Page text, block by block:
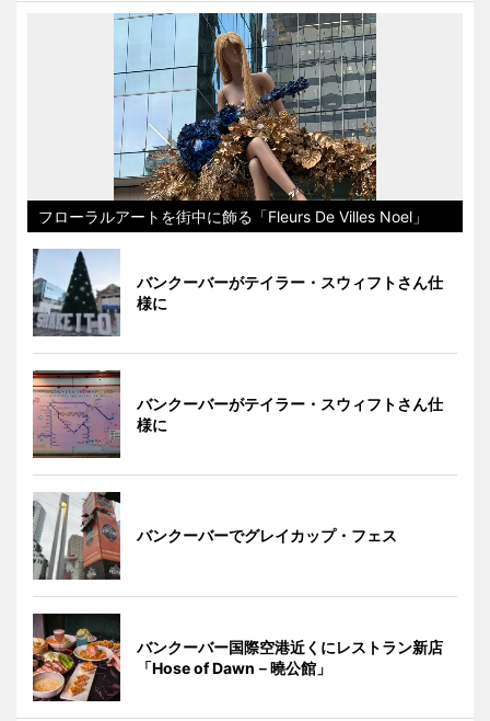
フローラルアートを街中に飾る「Fleurs De Villes Noel」
バンクーバーがテイラー・スウィフトさん仕
様に
バンクーバーがテイラー・スウィフトさん仕
様に
バンクーバーでグレイカップ・フェス
バンクーバー国際空港近くにレストラン新店
「Hose of Dawn－曉公館」